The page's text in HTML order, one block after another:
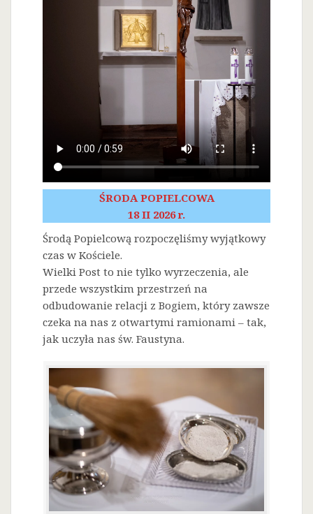
ŚRODA POPIELCOWA
18 II 2026 r.
Środą Popielcową rozpoczęliśmy wyjątkowy
czas w Kościele.
Wielki Post to nie tylko wyrzeczenia, ale
przede wszystkim przestrzeń na
odbudowanie relacji z Bogiem, który zawsze
czeka na nas z otwartymi ramionami – tak,
jak uczyła nas św. Faustyna.